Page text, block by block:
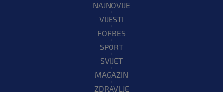
NAJNOVIJE
VIJESTI
FORBES
SPORT
SVIJET
MAGAZIN
ZDRAVLJE